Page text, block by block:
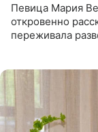
Певица Мария
откровенно
переживала